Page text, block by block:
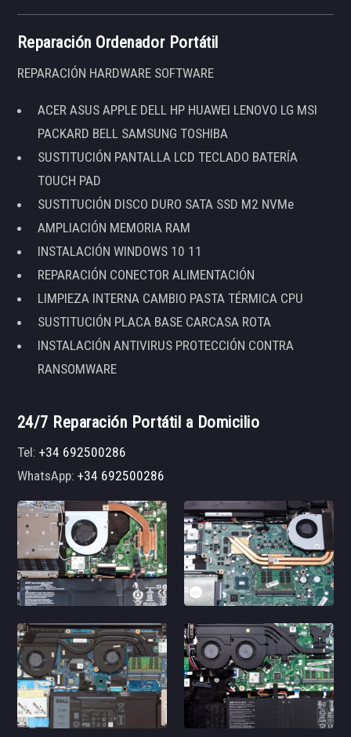
Reparación Ordenador Portátil
REPARACIÓN HARDWARE SOFTWARE
ACER ASUS APPLE DELL HP HUAWEI LENOVO LG MSI
PACKARD BELL SAMSUNG TOSHIBA
SUSTITUCIÓN PANTALLA LCD TECLADO BATERÍA
TOUCH PAD
SUSTITUCIÓN DISCO DURO SATA SSD M2 NVMe
AMPLIACIÓN MEMORIA RAM
INSTALACIÓN WINDOWS 10 11
REPARACIÓN CONECTOR ALIMENTACIÓN
LIMPIEZA INTERNA CAMBIO PASTA TÉRMICA CPU
SUSTITUCIÓN PLACA BASE CARCASA ROTA
INSTALACIÓN ANTIVIRUS PROTECCIÓN CONTRA
RANSOMWARE
24/7 Reparación Portátil a Domicilio
Tel:+34 692500286
WhatsApp:+34 692500286